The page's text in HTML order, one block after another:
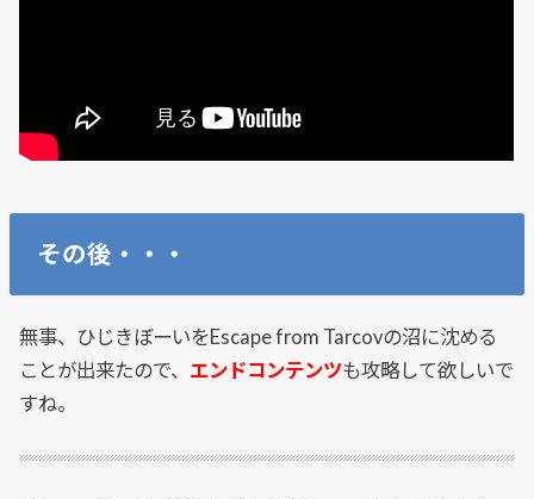
その後・・・
無事、ひじきぼーいをEscape from Tarcovの沼に沈める
ことが出来たので、 エンドコンテンツも攻略して欲しいで
すね。